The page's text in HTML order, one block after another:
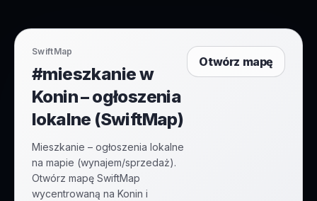
SwiftMap
#mieszkanie w
Konin – ogłoszenia
lokalne (SwiftMap)
Mieszkanie – ogłoszenia lokalne
na mapie (wynajem/sprzedaż).
Otwórz mapę SwiftMap
wycentrowaną na Konin i
Otwórz mapę